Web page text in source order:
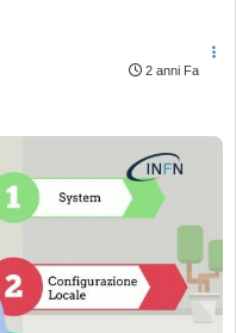
2 anni Fa